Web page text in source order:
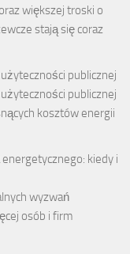
większej troski o
stają się coraz
publicznej
publicznej
kosztów energii
kiedy i
wyzwań
osób i firm